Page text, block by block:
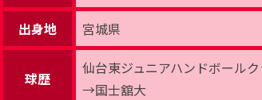
出身地 宮城県
球歴
仙台東ジュニアハンドボール
→国士舘大